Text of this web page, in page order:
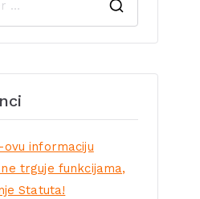
ovu informaciju
trguje funkcijama,
Statuta!